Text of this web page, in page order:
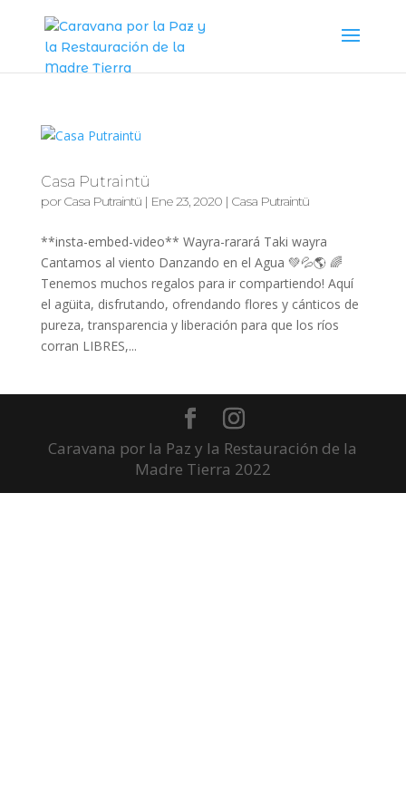
Casa Putraintü
porCasa Putraintü| Ene 23, 2020| Casa Putraintü
**insta-embed-video** Wayra-rarará Taki wayra
Cantamos al viento Danzando en el Agua 💚💦🌎 🌈
Tenemos muchos regalos para ir compartiendo! Aquí
el agüita, disfrutando, ofrendando flores y cánticos de
pureza, transparencia y liberación para que los ríos
corran LIBRES,...
Caravana por la Paz y la Restauración de la
Madre Tierra 2022